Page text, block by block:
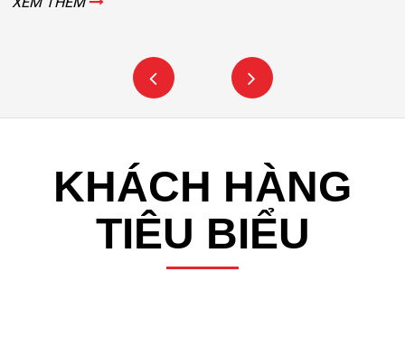
KHÁCH HÀNG
TIÊU BIỂU